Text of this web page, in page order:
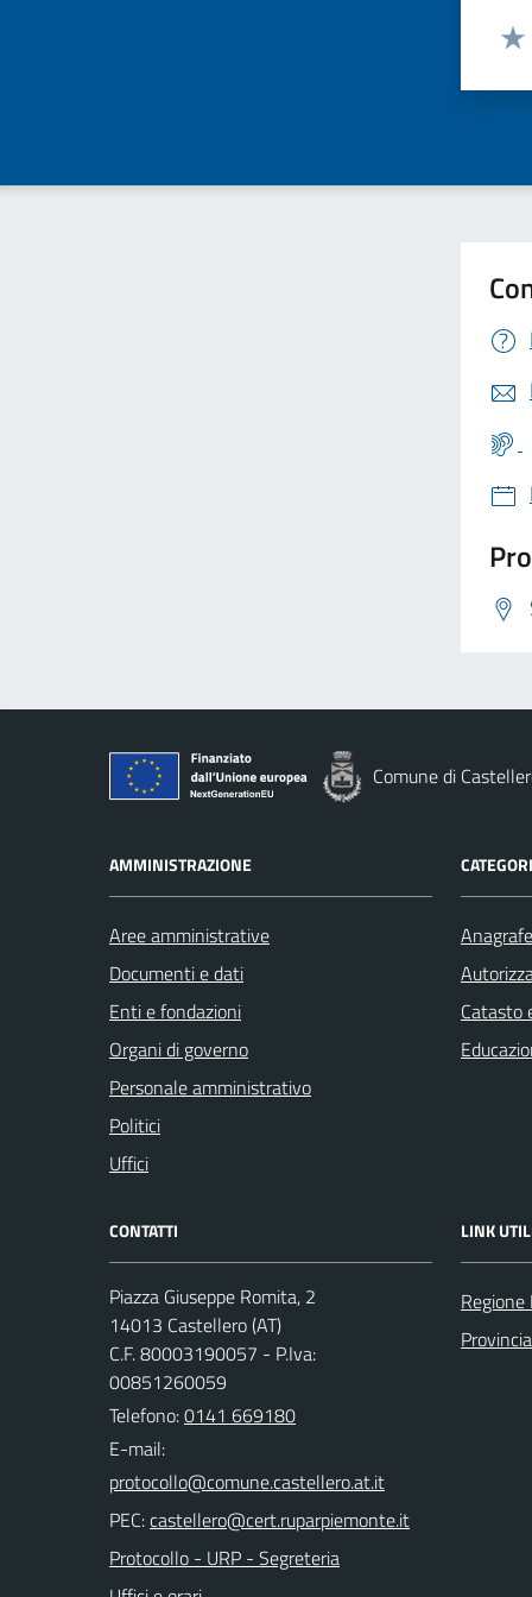
Comune di
AMMINISTRAZIONE
Aree amministrative
Documenti e dati
Enti e fondazioni
Organi di governo
Personale amministrativo
Politici
Uffici
Catasto
CONTATTI
Piazza Giuseppe Romita, 2
14013 Castellero (AT)
C.F. 80003190057 - P.Iva:
00851260059
Telefono:0141 669180
E-mail:
PEC:
Protocollo - URP - Segreteria
LINK